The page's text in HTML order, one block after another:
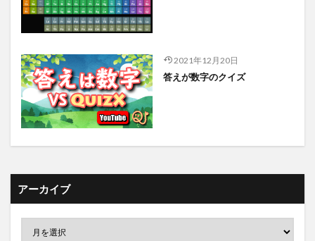
2021年12月20日
答えが数字のクイズ
アーカイブ